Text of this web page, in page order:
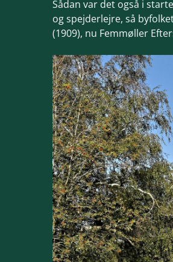
Sådan var det også i
og spejderlejre, så
(1909), nu Femmøller